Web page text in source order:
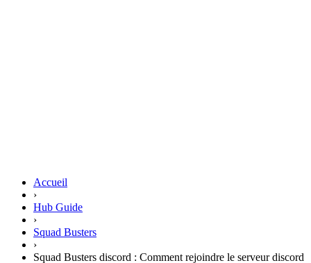
Accueil
›
Hub Guide
›
Squad Busters
›
Squad Busters discord : Comment rejoindre le serveur discord